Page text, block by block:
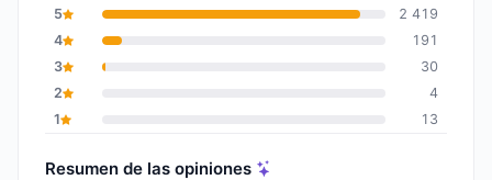
5
2 419
4
191
3
30
2
4
1
13
Resumen de las opiniones